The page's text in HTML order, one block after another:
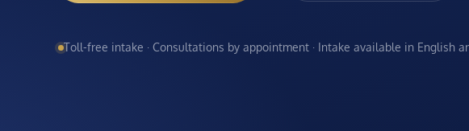
Toll-free intake · Consultations by appointment · Intake available in English